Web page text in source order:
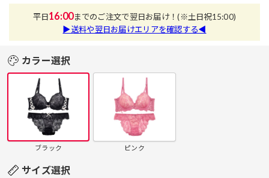
平日16:00までのご注文で翌日お届け！(※土日祝15:00)
▶送料や翌日お届けエリアを確認する◀
カラー選択
ブラック ピンク
サイズ選択